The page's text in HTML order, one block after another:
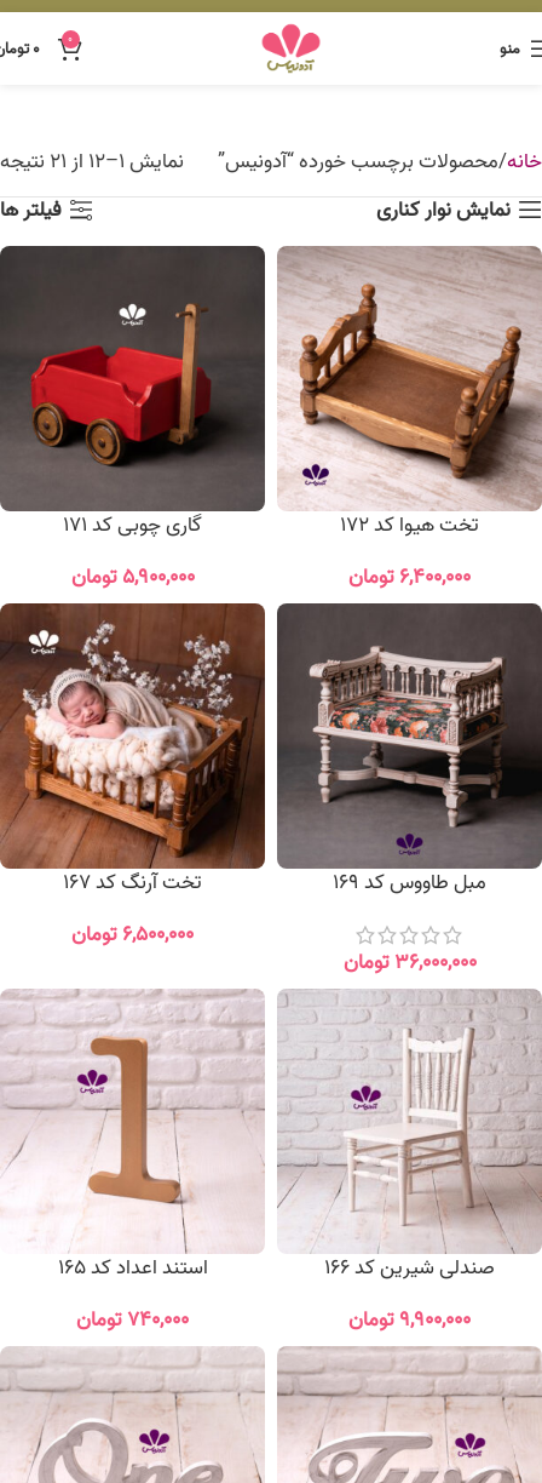
منو 0 ۰
خانه محصولات برچسب خورده “آدونیس”
نمایش 1–12 از 21 نتیجه
نمایش نوار کناری
فیلتر ها
تخت هیوا کد 172
۶,۴۰۰,۰۰۰تومان
گاری چوبی کد 171
۵,۹۰۰,۰۰۰ تومان
مبل طاووس کد 169
۳۶,۰۰۰,۰۰۰ تومان
تخت آرنگ کد 167
۶,۵۰۰,۰۰۰تومان
صندلی شیرین کد 166
۹,۹۰۰,۰۰۰تومان
استند اعداد کد 165
۷۴۰,۰۰۰تومان